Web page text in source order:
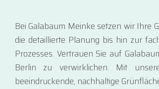
Bei Galabaum Meinke setzen wir Ihre
die detaillierte Planung bis hin zur
Prozesses. Vertrauen Sie auf
Berlin zu verwirklichen. Mit
beeindruckende, nachhaltige